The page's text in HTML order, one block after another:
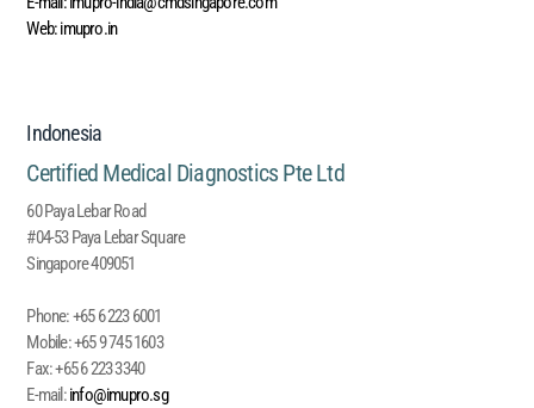
Web:imupro.in
Indonesia
Certified Medical Diagnostics Pte Ltd
60 Paya Lebar Road
#04-53 Paya Lebar Square
Singapore 409051
Phone:+65 6 223 6001
Mobile:+65 9 745 1603
Fax:+65 6 223 3340
E-mail:info@imupro.sg